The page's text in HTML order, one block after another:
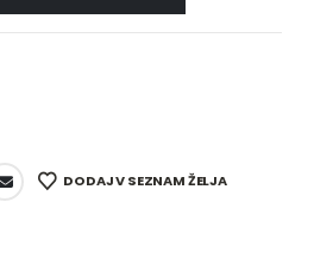
DODAJ V SEZNAM ŽELJA